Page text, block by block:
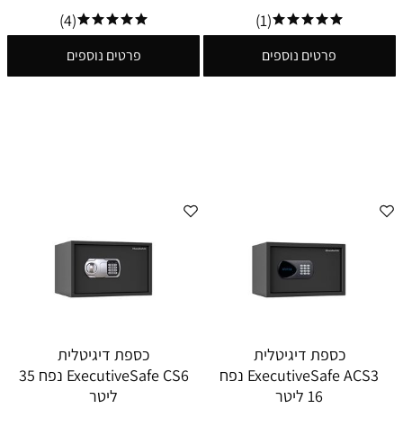
(1)
פרטים נוספים
(4)
פרטים נוספים
כספת ‏דיגיטלית
ExecutiveSafe ACS3 נפח
16 ליטר
כספת דיגיטלית
ExecutiveSafe CS6 נפח 35
ליטר